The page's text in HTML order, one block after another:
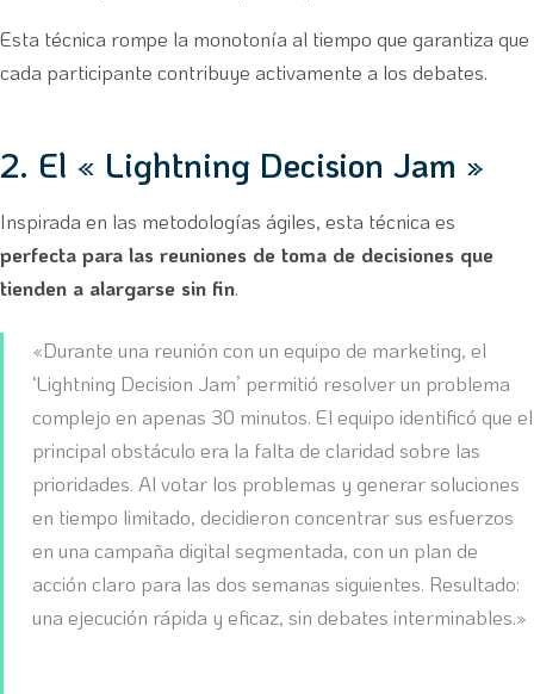
Esta técnica rompe la monotonía al tiempo que garantiza que
cada participante contribuye activamente a los debates.
2. El « Lightning Decision Jam »
Inspirada en las metodologías ágiles, esta técnica es
perfecta para las reuniones de toma de decisiones que
tienden a alargarse sin fin.
«Durante una reunión con un equipo de marketing, el
‘Lightning Decision Jam’ permitió resolver un problema
complejo en apenas 30 minutos. El equipo identificó que el
principal obstáculo era la falta de claridad sobre las
prioridades. Al votar los problemas y generar soluciones
en tiempo limitado, decidieron concentrar sus esfuerzos
en una campaña digital segmentada, con un plan de
acción claro para las dos semanas siguientes. Resultado:
una ejecución rápida y eficaz, sin debates interminables.»